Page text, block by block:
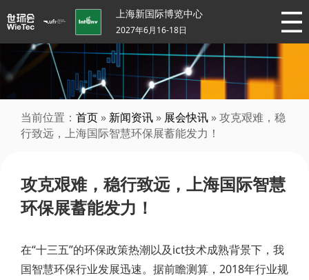
上海新国际博览中心
2027年6月16-18日
当前位置： 首页 » 新闻资讯 » 展会快讯 » 攻克艰难，稳
行致远，上海国际智慧环保展蓄能发力！
攻克艰难，稳行致远，上海国际智慧
环保展蓄能发力！
在“十三五”的环保政策热潮以及ict技术成熟背景下，我
国智慧环保行业发展迅速。据前瞻测算，2018年行业规